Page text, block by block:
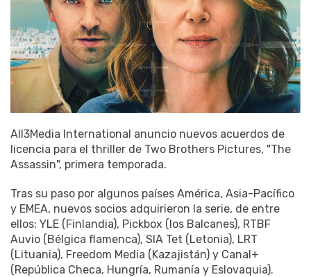
All3Media International anuncio nuevos acuerdos de
licencia para el thriller de Two Brothers Pictures, "The
Assassin", primera temporada.
Tras su paso por algunos países América, Asia-Pacífico
y EMEA, nuevos socios adquirieron la serie, de entre
ellos: YLE (Finlandia), Pickbox (los Balcanes), RTBF
Auvio (Bélgica flamenca), SIA Tet (Letonia), LRT
(Lituania), Freedom Media (Kazajistán) y Canal+
(República Checa, Hungría, Rumanía y Eslovaquia).